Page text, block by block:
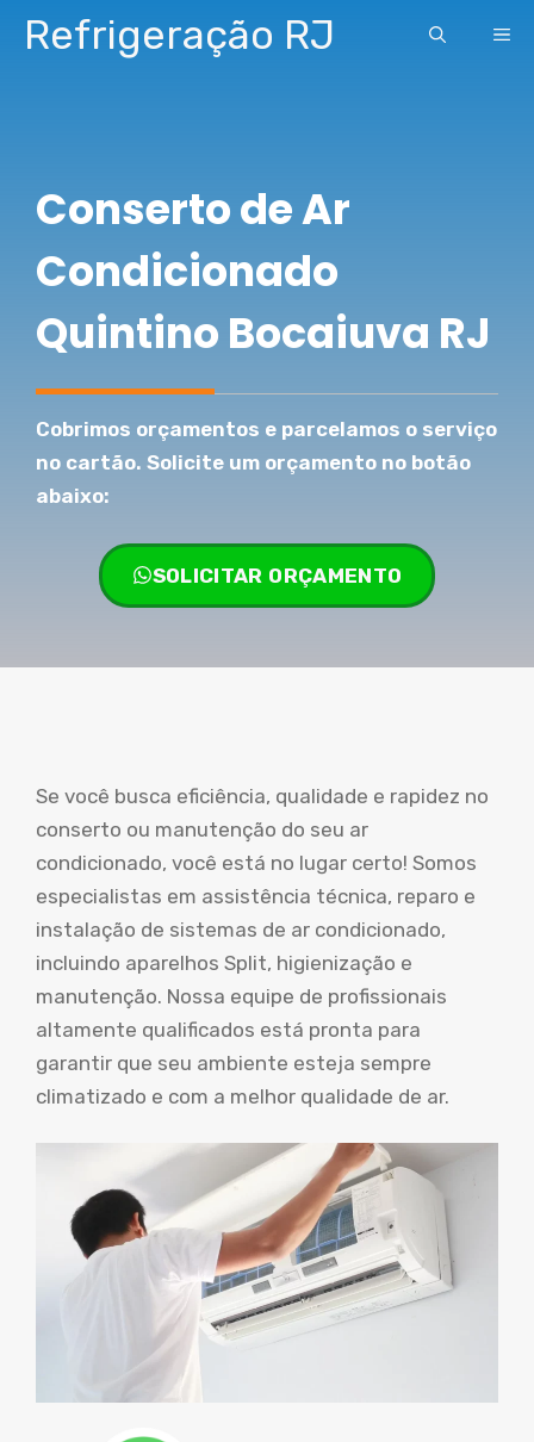
Pular
paraRefrigeração RJ
Conserto de Ar
Condicionado
Quintino Bocaiuva RJ
Cobrimos orçamentos e parcelamos o serviço
no cartão. Solicite um orçamento no botão
abaixo:
SOLICITAR ORÇAMENTO
Se você busca eficiência, qualidade e rapidez no
conserto ou manutenção do seu ar
condicionado, você está no lugar certo! Somos
especialistas em assistência técnica, reparo e
instalação de sistemas de ar condicionado,
incluindo aparelhos Split, higienização e
manutenção. Nossa equipe de profissionais
altamente qualificados está pronta para
garantir que seu ambiente esteja sempre
climatizado e com a melhor qualidade de ar.